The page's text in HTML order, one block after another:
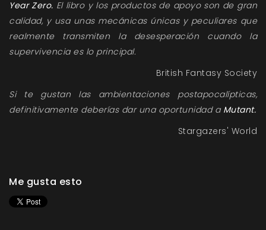
Year Zero. El libro y los productos de apoyo son de gran
calidad, y usa unas mecánicas únicas y peculiares que
realmente transmiten la desesperación cuando la
supervivencia es lo principal.
British Fantasy Society
Si te gustan las ambientaciones postapocalípticas,
definitivamente deberías dar una oportunidad a Mutant.
Stargazers' World
Me gusta esto